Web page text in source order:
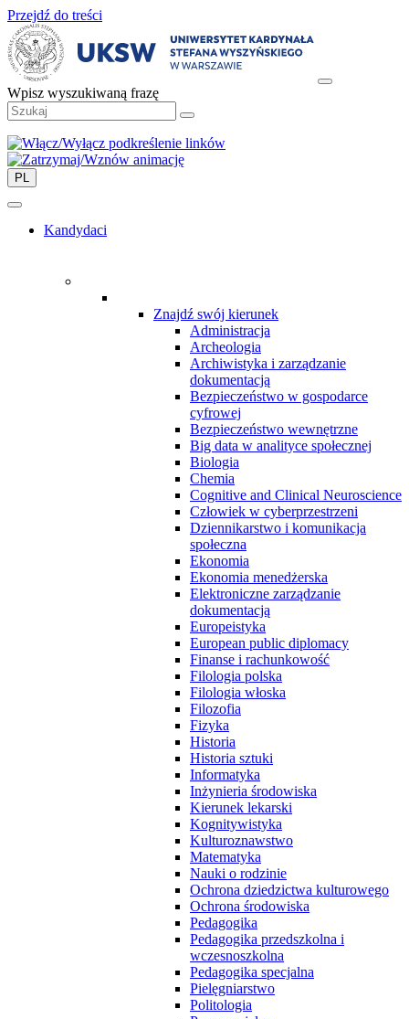
Przejdź do treści
Wpisz wyszukiwaną frazę
PL
Kandydaci
Znajdź swój kierunek
Administracja
Archeologia
Archiwistyka i zarządzanie
dokumentacją
Bezpieczeństwo w gospodarce
cyfrowej
Bezpieczeństwo wewnętrzne
Big data w analityce społecznej
Biologia
Chemia
Cognitive and Clinical Neuroscience
Człowiek w cyberprzestrzeni
Dziennikarstwo i komunikacja
społeczna
Ekonomia
Ekonomia menedżerska
Elektroniczne zarządzanie
dokumentacją
Europeistyka
European public diplomacy
Finanse i rachunkowość
Filologia polska
Filologia włoska
Filozofia
Fizyka
Historia
Historia sztuki
Informatyka
Inżynieria środowiska
Kierunek lekarski
Kognitywistyka
Kulturoznawstwo
Matematyka
Nauki o rodzinie
Ochrona dziedzictwa kulturowego
Ochrona środowiska
Pedagogika
Pedagogika przedszkolna i
wczesnoszkolna
Pedagogika specjalna
Pielęgniarstwo
Politologia